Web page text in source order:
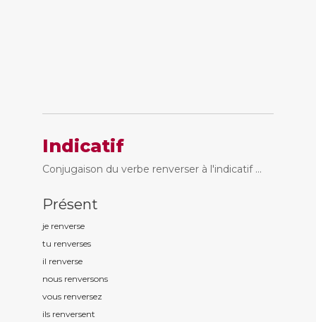
Indicatif
Conjugaison du verbe renverser à l'indicatif ...
Présent
je renverse
tu renverses
il renverse
nous renversons
vous renversez
ils renversent